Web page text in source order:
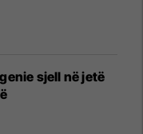
sjell në jetë